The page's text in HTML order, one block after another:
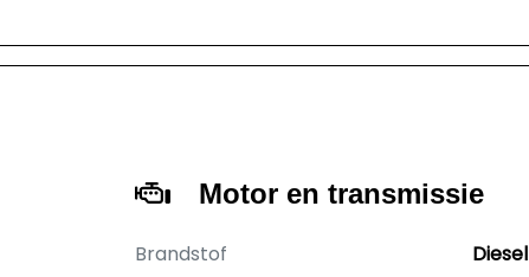
Motor en transmissie
Brandstof
Diesel